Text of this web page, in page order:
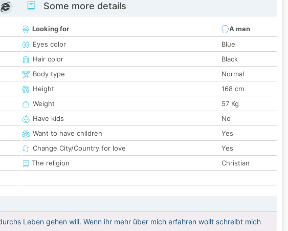
Some more details
Looking for
A man
Eyes color
Blue
Hair color
Black
Body type
Normal
Height
168 cm
Weight
57 Kg
Have kids
No
Want to have children
Yes
Change City/Country for love
Yes
The religion
Christian
Leben gehen will. Wenn ihr mehr über mich erfahren wollt schreibt mich